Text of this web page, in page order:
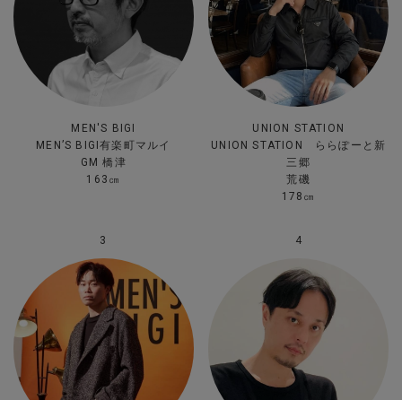
MEN'S BIGI
MEN’S BIGI有楽町マルイ
GM 橋津
163㎝
UNION STATION
UNION STATION ららぽーと新
三郷
荒磯
178㎝
3 4